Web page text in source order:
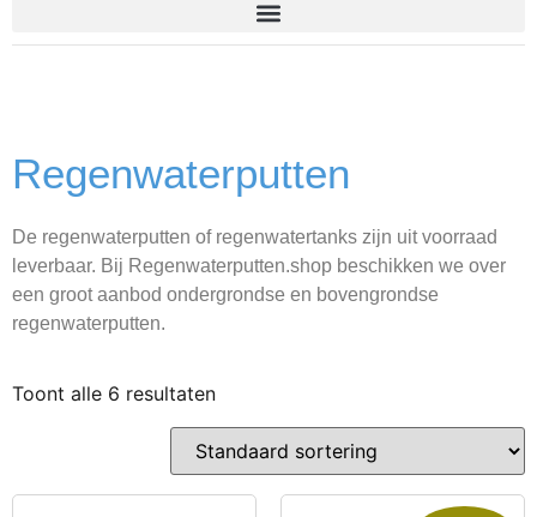
Regenwaterputten
De regenwaterputten of regenwatertanks zijn uit voorraad
leverbaar. Bij Regenwaterputten.shop beschikken we over
een groot aanbod ondergrondse en bovengrondse
regenwaterputten.
Toont alle 6 resultaten